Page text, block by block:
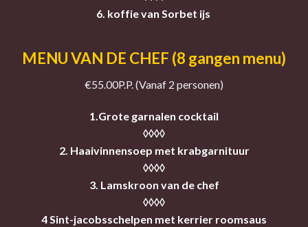
6. koffie van Sorbet ijs
MENU VAN DE CHEF (8 gangen menu)
€55.00P.P. (Vanaf 2 personen)
1.Grote garnalen cocktail
◊◊◊◊
2. Haaivinnensoep met krabgarnituur
◊◊◊◊
3. Lamskroon van de chef
◊◊◊◊
4 Sint-jacobsschelpen met kerrier roomsaus